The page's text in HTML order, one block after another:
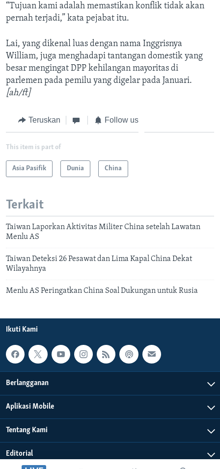
“Tujuan kami adalah memastikan konflik tidak akan
pernah terjadi,” kata pejabat itu.
Lai, yang dikenal luas dengan nama Inggrisnya
William, juga menghadapi tantangan domestik yang
besar mengingat DPP kehilangan mayoritas di
parlemen pada pemilu yang digelar pada Januari.
[ah/ft]
Teruskan Follow us
This item is part of
Asia Pasifik Dunia China
Terkait
Taiwan Laporkan Aktivitas Militer China setelah Lawatan
Menlu AS
Taiwan Deteksi 26 Pesawat dan Lima Kapal China Dekat
Wilayahnya
Menlu AS Peringatkan China Soal Dukungan untuk Rusia
Ikuti Kami
Berlangganan
Aplikasi Mobile
Tentang Kami
Editorial